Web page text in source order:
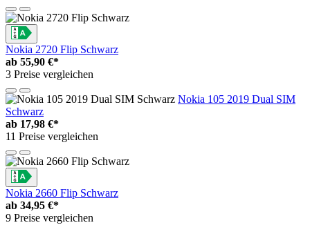
Nokia 2720 Flip Schwarz
ab 55,90 €*
3 Preise vergleichen
Nokia 105 2019 Dual SIM
Schwarz
ab 17,98 €*
11 Preise vergleichen
Nokia 2660 Flip Schwarz
ab 34,95 €*
9 Preise vergleichen